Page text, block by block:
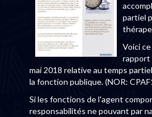
partiel
Voici
rapport
mai 2018 relative au temps
la fonction publique. (NOR:
Si les fonctions de l'agent
responsabilités ne pouvant par